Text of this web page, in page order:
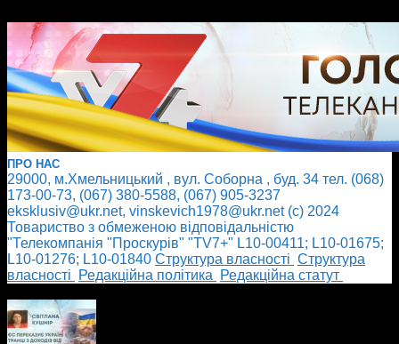
ПРО НАС
29000, м.Хмельницький , вул. Соборна , буд. 34 тел. (068)
173-00-73, (067) 380-5588, (067) 905-3237
eksklusiv@ukr.net, vinskevich1978@ukr.net (с) 2024
Товариство з обмеженою відповідальністю
"Телекомпанія "Проскурів" "TV7+" L10-00411; L10-01675;
L10-01276; L10-01840 Cтруктура власності Cтруктура
власності
Редакційна політика
Редакційна статут